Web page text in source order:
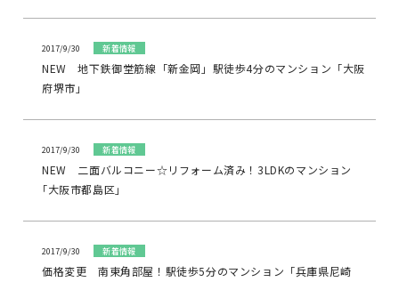
2017/9/30 新着情報
NEW 地下鉄御堂筋線「新金岡」駅徒歩4分のマンション「大阪
府堺市」
2017/9/30 新着情報
NEW 二面バルコニー☆リフォーム済み！3LDKのマンション
｢大阪市都島区｣
2017/9/30 新着情報
価格変更 南東角部屋！駅徒歩5分のマンション「兵庫県尼崎